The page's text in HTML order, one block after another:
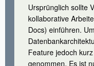
Ursprünglich sollte
kollaborative
Docs) einführen.
Feature jedoch
genommen. Es ist